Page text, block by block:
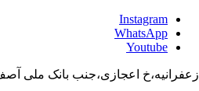
اعجازی،جنب بانک ملی آصف،پلاک ۴۹ واحد ۶